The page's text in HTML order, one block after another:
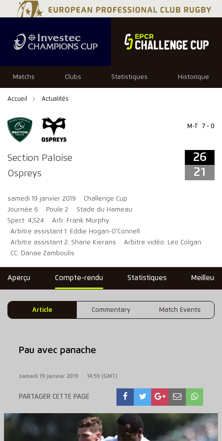
Matchs Clubs Statistiques Historique
Accueil Actualités
Section Paloise
Ospreys
M-T 7 - 0
26
21
samedi 19 janvier 2019
Challenge Cup
Journée 6
Poule 2
Stade du Hameau
Spect: 4,524
Arb: Frank Murphy
Arbitre assistant 1: Eddie Hogan-O'Connell
Arbitre assistant 2: Shane Kierans
Arbitre vidéo: Leo Colgan
CC: Danae Zamboulis
26 21
Aperçu Compte-rendu Statistiques
Article Commentary Match Events
Pau avec panache
samedi 19 janvier 2019 14:59 (GMT)
PARTAGER CETTE PAGE